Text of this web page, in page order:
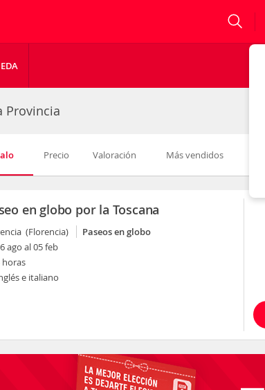
Provincia
Precio Valoración Más vendidos
en globo por la Toscana
(Florencia)
Paseos en globo
ago al 05 feb
horas
e italiano